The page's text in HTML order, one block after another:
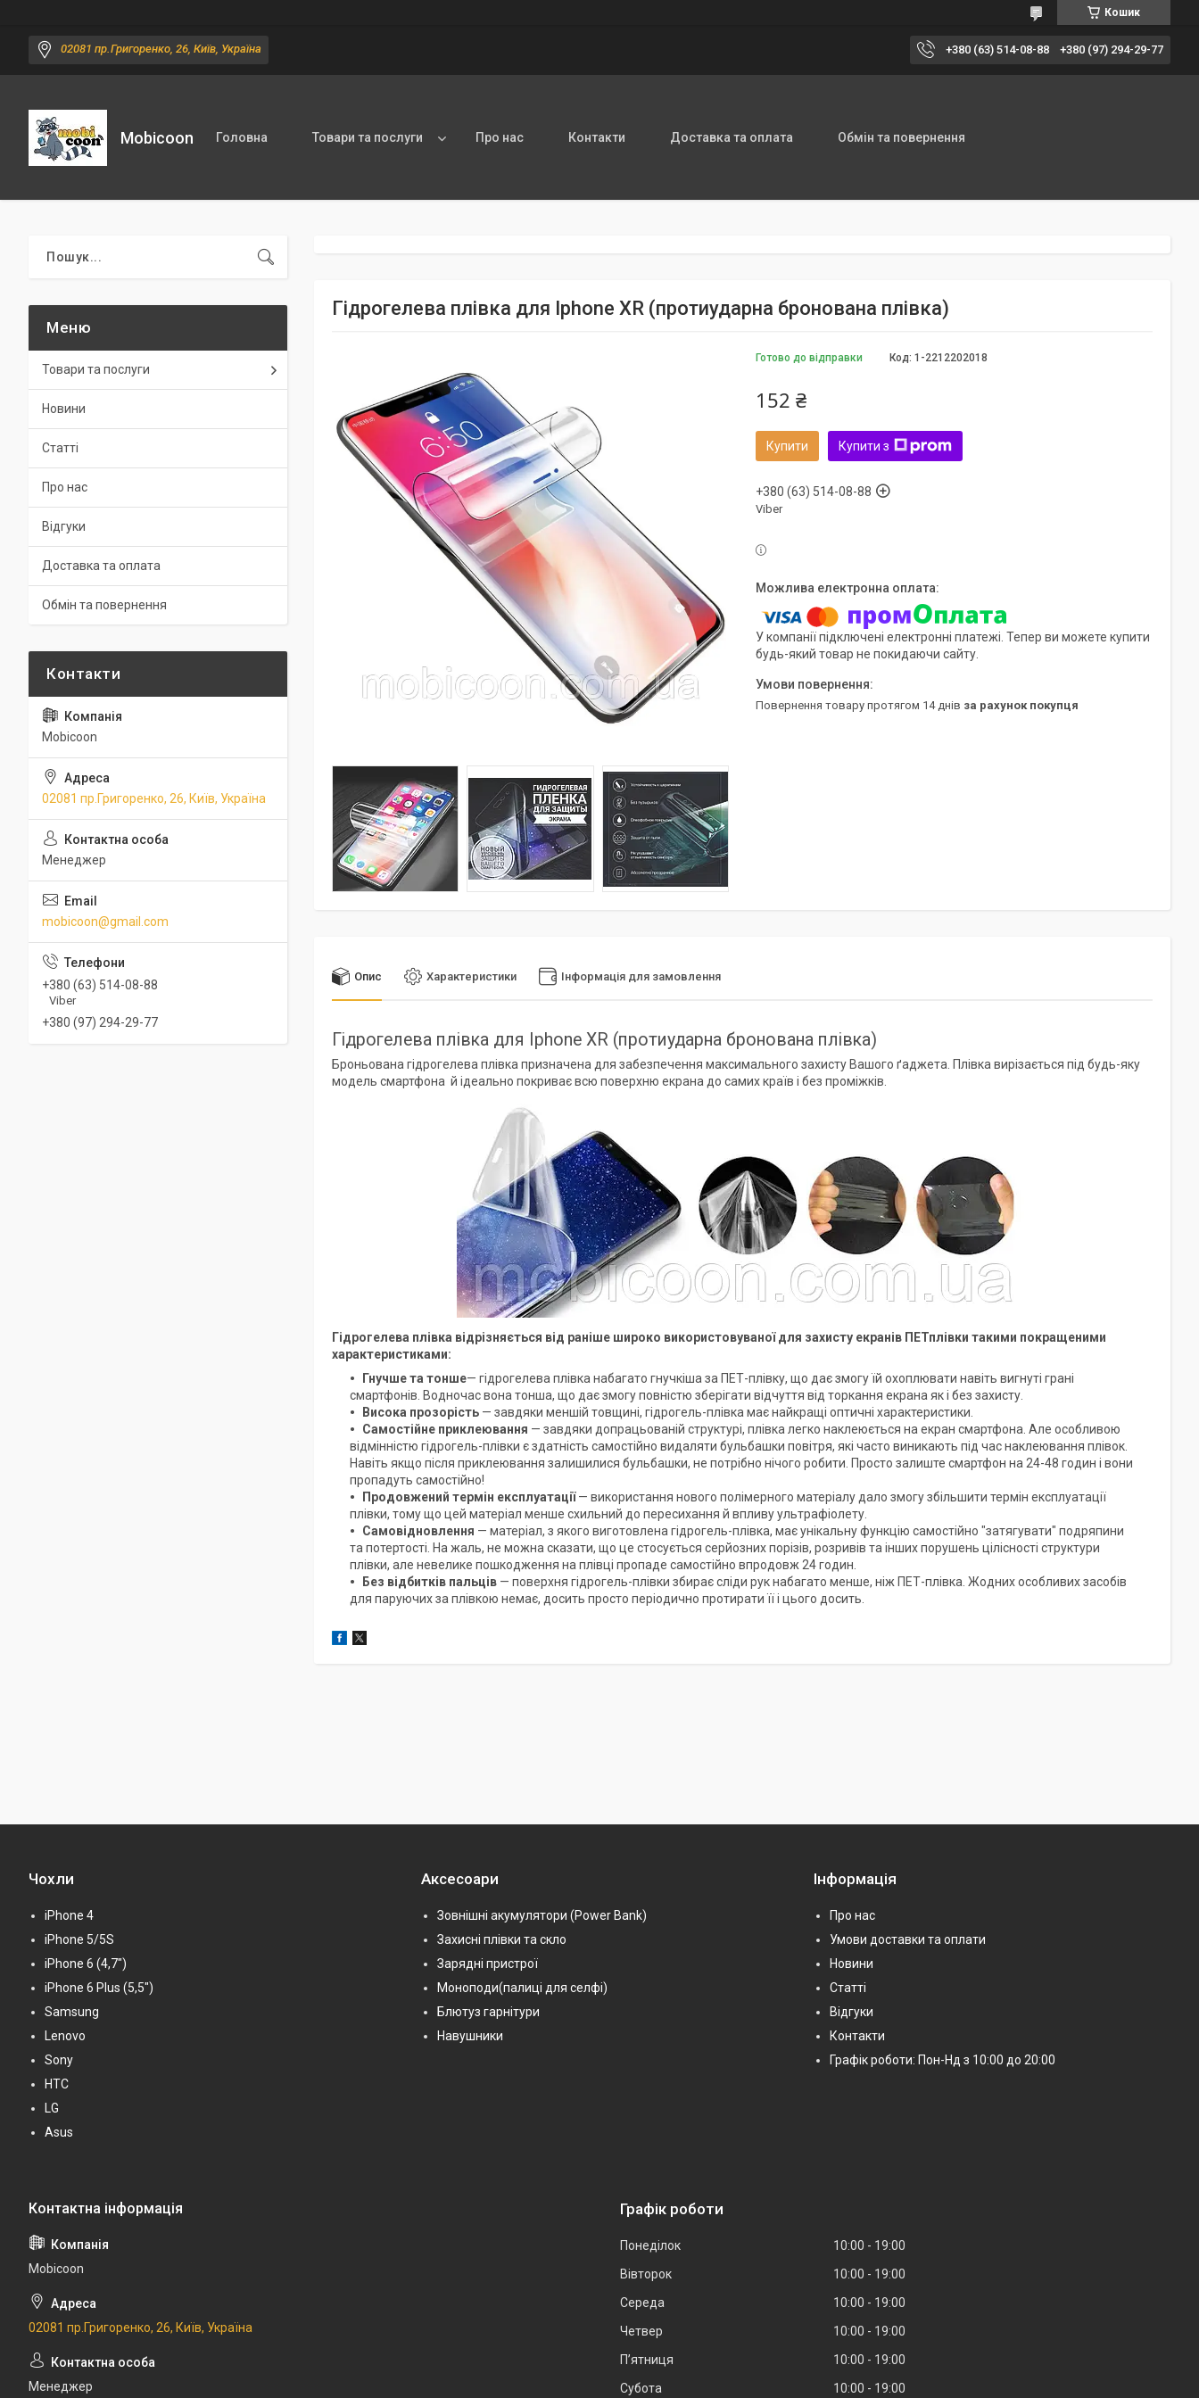
Кошик
02081 пр.Григоренко, 26, Київ, Україна +380 (63) 514-08-88 +380 (97) 294-29-77
Mobicoon Головна Товари та послуги Про нас Контакти Доставка та оплата Обмін та повернення
Гідрогелева плівка для Iphone XR (протиударна бронована плівка)
Готово до відправки Код: 1-2212202018
152 ₴
Купити Купити з
+380 (63) 514-08-88
Viber
У компанії підключені електронні платежі. Тепер ви можете купити
будь-який товар не покидаючи сайту.
повернення товару протягом 14 днів за рахунок покупця
Опис Характеристики Інформація для замовлення
Гідрогелева плівка для Iphone XR (протиударна бронована плівка)
Броньована гідрогелева плівка призначена для забезпечення максимального захисту Вашого ґаджета. Плівка вирізається під будь-яку
модель смартфона й ідеально покриває всю поверхню екрана до самих країв і без проміжків.
Гідрогелева плівка відрізняється від раніше широко використовуваної для захисту екранів ПЕТплівки такими покращеними
характеристиками:
Гнучше та тонше— гідрогелева плівка набагато гнучкіша за ПЕТ-плівку, що дає змогу їй охоплювати навіть вигнуті грані
смартфонів. Водночас вона тонша, що дає змогу повністю зберігати відчуття від торкання екрана як і без захисту.
Висока прозорість — завдяки меншій товщині, гідрогель-плівка має найкращі оптичні характеристики.
Самостійне приклеювання — завдяки допрацьованій структурі, плівка легко наклеюється на екран смартфона. Але особливою
відмінністю гідрогель-плівки є здатність самостійно видаляти бульбашки повітря, які часто виникають під час наклеювання плівок.
Навіть якщо після приклеювання залишилися бульбашки, не потрібно нічого робити. Просто залиште смартфон на 24-48 годин і вони
пропадуть самостійно!
Продовжений термін експлуатації— використання нового полімерного матеріалу дало змогу збільшити термін експлуатації
плівки, тому що цей матеріал менше схильний до пересихання й впливу ультрафіолету.
Самовідновлення — матеріал, з якого виготовлена гідрогель-плівка, має унікальну функцію самостійно "затягувати" подряпини
та потертості. На жаль, не можна сказати, що це стосується серйозних порізів, розривів та інших порушень цілісності структури
плівки, але невелике пошкодження на плівці пропаде самостійно впродовж 24 годин.
Без відбитків пальців — поверхня гідрогель-плівки збирає сліди рук набагато менше, ніж ПЕТ-плівка. Жодних особливих засобів
для паруючих за плівкою немає, досить просто періодично протирати її і цього досить.
Товари та послуги
Новини
Статті
Про нас
Відгуки
Доставка та оплата
Обмін та повернення
Mobicoon
02081 пр.Григоренко, 26, Київ, Україна
Менеджер
mobicoon@gmail.com
+380 (63) 514-08-88
Viber
+380 (97) 294-29-77
Чохли
iPhone 4
iPhone 5/5S
iPhone 6 (4,7")
iPhone 6 Plus (5,5")
Samsung
Lenovo
Sony
HTC
LG
Asus
Аксесоари
Зовнішні акумулятори (Power Bank)
Захисні плівки та скло
Зарядні пристрої
Моноподи(палиці для селфі)
Блютуз гарнітури
Навушники
Інформація
Про нас
Умови доставки та оплати
Новини
Статті
Відгуки
Контакти
Графік роботи: Пон-Нд з 10:00 до 20:00
Mobicoon
02081 пр.Григоренко, 26, Київ, Україна
Менеджер
Графік роботи
Понеділок 10:00
19:00
Вівторок
10:00
19:00
Середа
10:00
19:00
Четвер
10:00
19:00
Пʼятниця
10:00
19:00
Субота
10:00
19:00